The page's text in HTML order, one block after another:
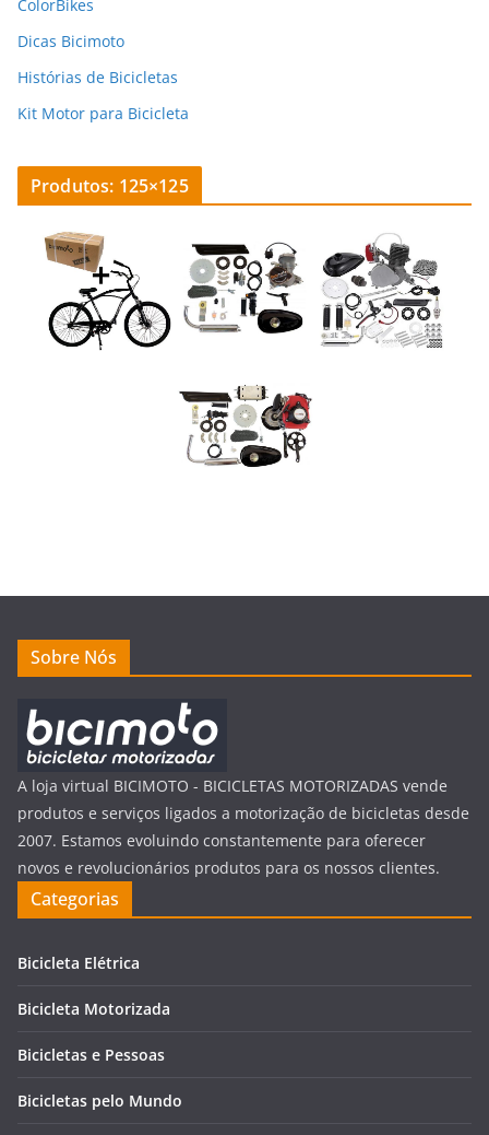
ColorBikes
Dicas Bicimoto
Histórias de Bicicletas
Kit Motor para Bicicleta
Produtos: 125×125
Sobre Nós
A loja virtual BICIMOTO - BICICLETAS MOTORIZADAS vende
produtos e serviços ligados a motorização de bicicletas desde
2007. Estamos evoluindo constantemente para oferecer
novos e revolucionários produtos para os nossos clientes.
Categorias
Bicicleta Elétrica
Bicicleta Motorizada
Bicicletas e Pessoas
Bicicletas pelo Mundo